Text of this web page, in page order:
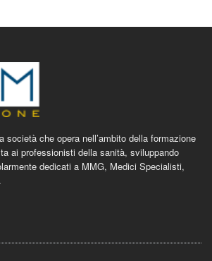
società che opera nell’ambito della formazione
ai professionisti della sanità, sviluppando
dedicati a MMG, Medici Specialisti,